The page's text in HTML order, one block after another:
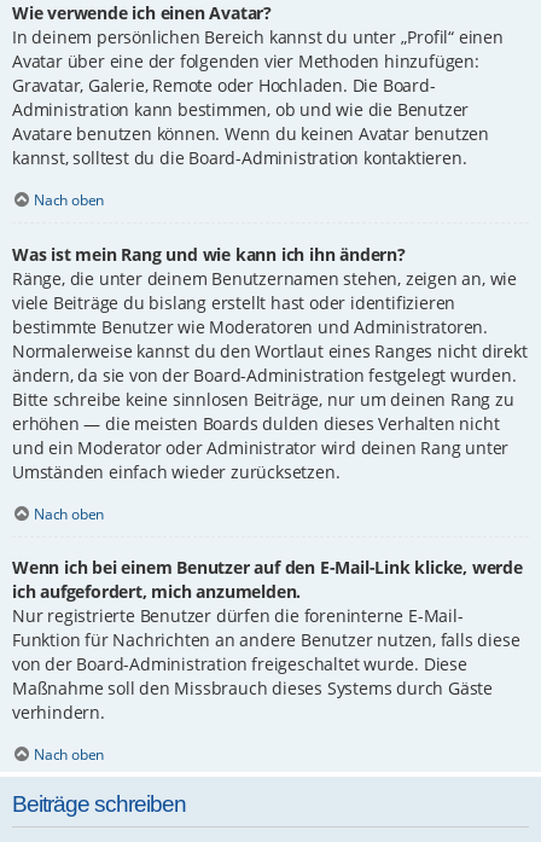
Wie verwende ich einen Avatar?
In deinem persönlichen Bereich kannst du unter „Profil“ einen
Avatar über eine der folgenden vier Methoden hinzufügen:
Gravatar, Galerie, Remote oder Hochladen. Die Board-
Administration kann bestimmen, ob und wie die Benutzer
Avatare benutzen können. Wenn du keinen Avatar benutzen
kannst, solltest du die Board-Administration kontaktieren.
Nach oben
Was ist mein Rang und wie kann ich ihn ändern?
Ränge, die unter deinem Benutzernamen stehen, zeigen an, wie
viele Beiträge du bislang erstellt hast oder identifizieren
bestimmte Benutzer wie Moderatoren und Administratoren.
Normalerweise kannst du den Wortlaut eines Ranges nicht direkt
ändern, da sie von der Board-Administration festgelegt wurden.
Bitte schreibe keine sinnlosen Beiträge, nur um deinen Rang zu
erhöhen — die meisten Boards dulden dieses Verhalten nicht
und ein Moderator oder Administrator wird deinen Rang unter
Umständen einfach wieder zurücksetzen.
Nach oben
Wenn ich bei einem Benutzer auf den E-Mail-Link klicke, werde
ich aufgefordert, mich anzumelden.
Nur registrierte Benutzer dürfen die foreninterne E-Mail-
Funktion für Nachrichten an andere Benutzer nutzen, falls diese
von der Board-Administration freigeschaltet wurde. Diese
Maßnahme soll den Missbrauch dieses Systems durch Gäste
verhindern.
Nach oben
Beiträge schreiben